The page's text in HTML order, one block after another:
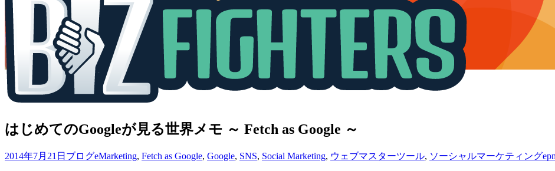
はじめてのGoogleが見る世界メモ ～ Fetch as Google ～
2014年7月21日 ブログeMarketing, Fetch as Google, Google, SNS, Social Marketing, ウェブマスターツール, ソーシャルマーケティング